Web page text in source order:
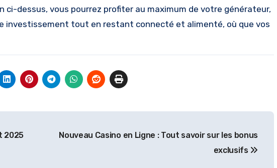
ci-dessus, vous pourrez profiter au maximum de votre générateur,
investissement tout en restant connecté et alimenté, où que vos
2025
Nouveau Casino en Ligne : Tout savoir sur les bonus
exclusifs